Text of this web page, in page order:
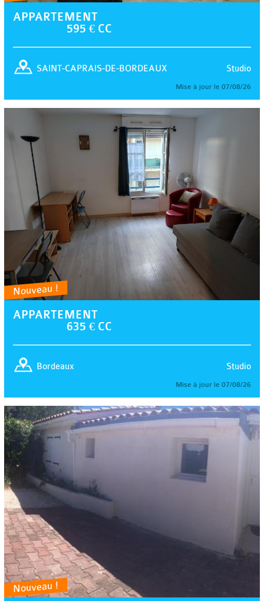
APPARTEMENT
595 € CC
Studio
SAINT-CAPRAIS-DE-BORDEAUX
Mise à jour le 07/08/26
Nouveau !
APPARTEMENT
635 € CC
Studio
Bordeaux
Mise à jour le 07/08/26
Nouveau !